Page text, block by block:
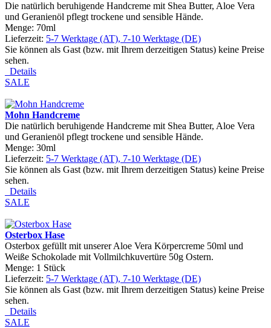
Die natürlich beruhigende Handcreme mit Shea Butter, Aloe Vera
und Geranienöl pflegt trockene und sensible Hände.
Menge: 70ml
Lieferzeit: 5-7 Werktage (AT), 7-10 Werktage (DE)
Sie können als Gast (bzw. mit Ihrem derzeitigen Status) keine Preise
sehen.
Details
SALE
Mohn Handcreme
Die natürlich beruhigende Handcreme mit Shea Butter, Aloe Vera
und Geranienöl pflegt trockene und sensible Hände.
Menge: 30ml
Lieferzeit: 5-7 Werktage (AT), 7-10 Werktage (DE)
Sie können als Gast (bzw. mit Ihrem derzeitigen Status) keine Preise
sehen.
Details
SALE
Osterbox Hase
Osterbox gefüllt mit unserer Aloe Vera Körpercreme 50ml und
Weiße Schokolade mit Vollmilchkuvertüre 50g Ostern.
Menge: 1 Stück
Lieferzeit: 5-7 Werktage (AT), 7-10 Werktage (DE)
Sie können als Gast (bzw. mit Ihrem derzeitigen Status) keine Preise
sehen.
Details
SALE